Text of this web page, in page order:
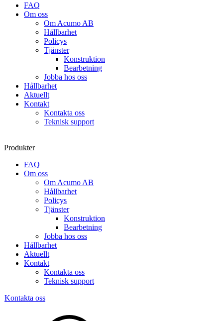
FAQ
Om oss
Om Acumo AB
Hållbarhet
Policys
Tjänster
Konstruktion
Bearbetning
Jobba hos oss
Hållbarhet
Aktuellt
Kontakt
Kontakta oss
Teknisk support
Produkter
FAQ
Om oss
Om Acumo AB
Hållbarhet
Policys
Tjänster
Konstruktion
Bearbetning
Jobba hos oss
Hållbarhet
Aktuellt
Kontakt
Kontakta oss
Teknisk support
Kontakta oss